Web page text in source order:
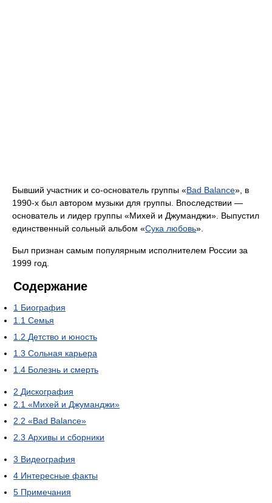
Бывший участник и со-основатель группы «Bad Balance», в
1990-х был автором музыки для группы. Впоследствии —
основатель и лидер группы «Михей и Джуманджи». Выпустил
единственный сольный альбом «Сука любовь».
Был признан самым популярным исполнителем России за
1999 год.
Содержание
1 Биография
1.1 Семья
1.2 Детство и юность
1.3 Сольная карьера
1.4 Болезнь и смерть
2 Дискография
2.1 «Михей и Джуманджи»
2.2 «Bad Balance»
2.3 Архивы и сборники
3 Видеография
4 Интересные факты
5 Примечания